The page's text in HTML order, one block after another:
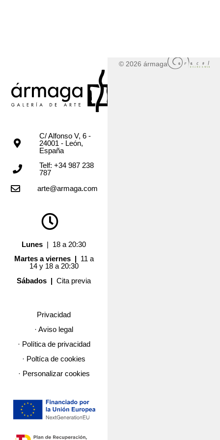
C/ Alfonso V, 6 -
24001 - León,
España
Telf: +34 987 238
787
arte@armaga.com
Lunes | 18 a 20:30
Martes a viernes | 11 a
14 y 18 a 20:30
Sábados |Cita previa
Privacidad
· Aviso legal
· Política de privacidad
· Poltíca de cookies
· Personalizar cookies
© 2026 ármaga